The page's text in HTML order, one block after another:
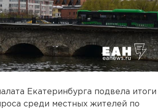
Екатеринбурга подвела итоги
среди местных жителей по